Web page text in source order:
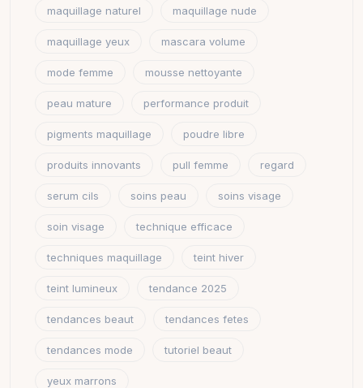
maquillage naturel maquillage nude
maquillage yeux mascara volume
mode femme mousse nettoyante
peau mature performance produit
pigments maquillage poudre libre
produits innovants pull femme regard
serum cils soins peau soins visage
soin visage technique efficace
techniques maquillage teint hiver
teint lumineux tendance 2025
tendances beaut tendances fetes
tendances mode tutoriel beaut
yeux marrons